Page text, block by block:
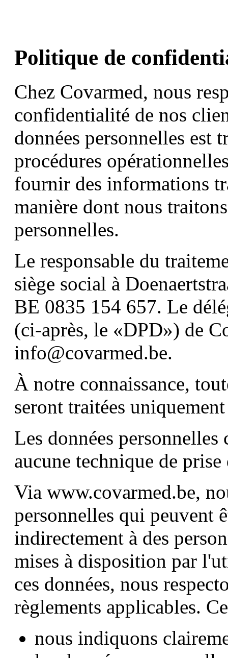
Politique de
Chez Covarmed, nous
confidentialité de nos
données personnelles est
procédures
fournir des informations
manière dont nous
personnelles.
Le responsable du
siège social à
BE 0835 154 657. Le
(ci-après, le «DPD») de
info@covarmed.be.
À notre connaissance,
seront traitées
Les données personnelles
aucune technique de
Via www.covarmed.be,
personnelles qui peuvent
indirectement à des
mises à disposition par
ces données, nous
règlements applicables.
nous indiquons